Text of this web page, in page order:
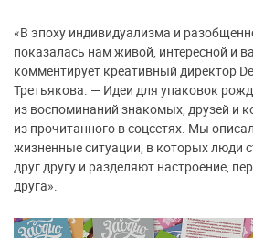
«В эпоху индивидуализма и
показалась нам живой, интересной и
комментирует креативный директор
Третьякова. — Идеи для упаковок
из воспоминаний знакомых, друзей и
из прочитанного в соцсетях. Мы
жизненные ситуации, в которых люди
друг другу и разделяют настроение,
друга».